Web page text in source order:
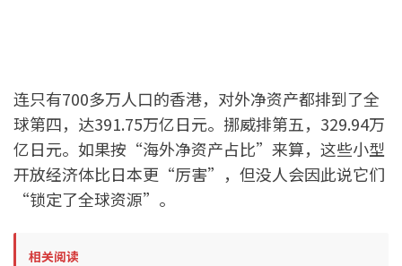
连只有700多万人口的香港，对外净资产都排到了全
球第四，达391.75万亿日元。挪威排第五，329.94万
亿日元。如果按“海外净资产占比”来算，这些小型
开放经济体比日本更“厉害”，但没人会因此说它们
“锁定了全球资源”。
相关阅读